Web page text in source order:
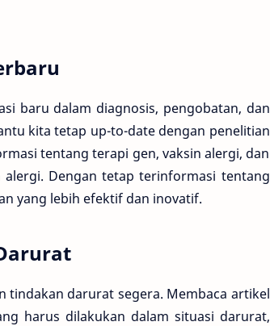
baru dalam diagnosis, pengobatan, dan
kita tetap up-to-date dengan penelitian
tentang terapi gen, vaksin alergi, dan
Dengan tetap terinformasi tentang
yang lebih efektif dan inovatif.
tindakan darurat segera. Membaca artikel
harus dilakukan dalam situasi darurat,